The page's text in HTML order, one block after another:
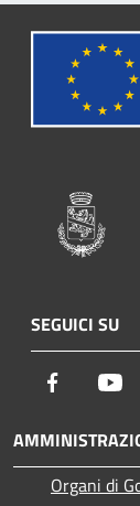
SEGUICI SU
Facebook
Organi di